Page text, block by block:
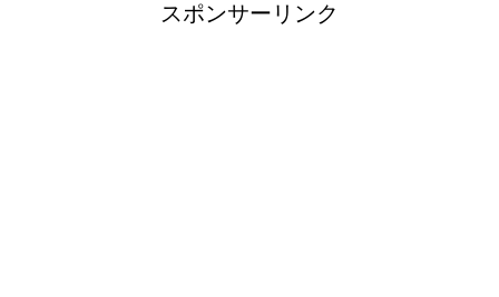
スポンサーリンク